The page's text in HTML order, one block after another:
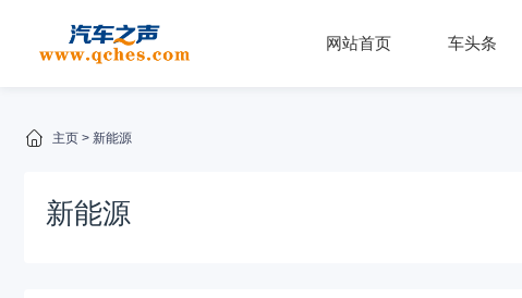
网站首页 车头条
主页 > 新能源
新能源